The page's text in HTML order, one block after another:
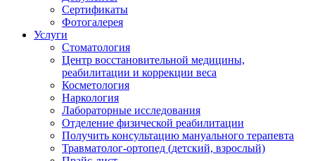
Сертификаты
Фотогалерея
Услуги
Стоматология
Центр восстановительной медицины,
реабилитации и коррекции веса
Косметология
Наркология
Лабораторные исследования
Отделение физической реабилитации
Получить консультацию мануального терапевта
Травматолог-ортопед (детский, взрослый)